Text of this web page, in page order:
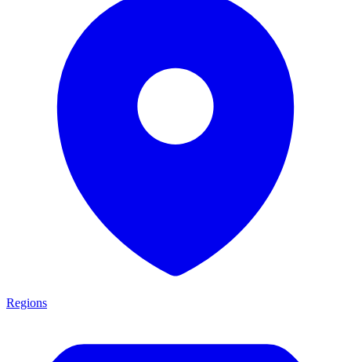
Regions